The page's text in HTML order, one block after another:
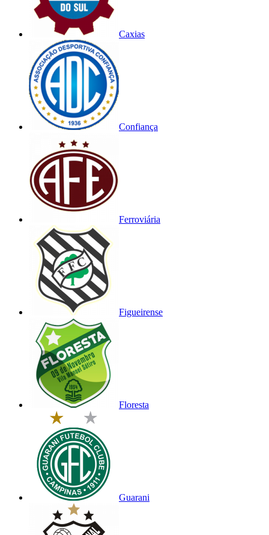
Caxias
Confiança
Ferroviária
Figueirense
Floresta
Guarani